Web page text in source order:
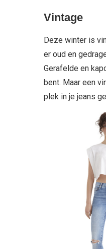
Vintage
Deze winter is
er oud en
Gerafelde en
bent. Maar een
plek in je jeans